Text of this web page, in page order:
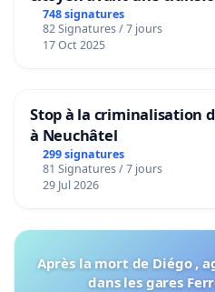
de notre territoire »
748 signatures
82 Signatures / 7 jours
17 Oct 2025
Stop à la criminalisation
à Neuchâtel
299 signatures
81 Signatures / 7 jours
29 Jul 2026
Après la mort de Diégo ,
dans les gares